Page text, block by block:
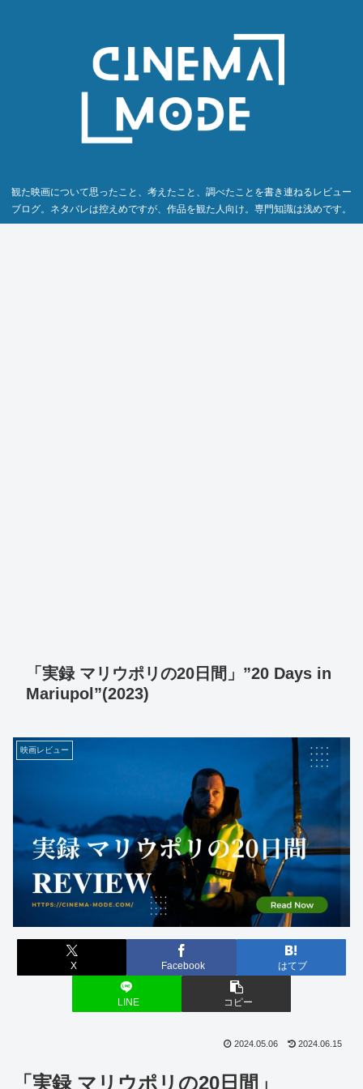
観た映画について思ったこと、考えたこと、調べたことを書き連ねるレビュー
ブログ。ネタバレは控えめですが、作品を観た人向け。専門知識は浅めです。
「実録 マリウポリの20日間」”20 Days in
Mariupol”(2023)
映画レビュー
X Facebook はてブ
LINE コピー
2024.05.06 2024.06.15
「実録 マリウポリの20日間」